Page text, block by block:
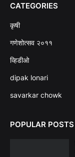
CATEGORIES
कृषी
गणेशोत्सव २०११
व्हिडीओ
dipak lonari
savarkar chowk
POPULAR POSTS